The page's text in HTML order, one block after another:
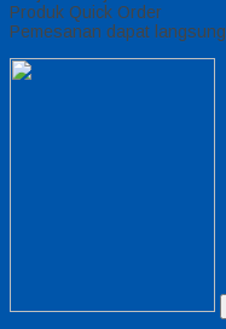
Produk Quick Order
Pemesanan dapat